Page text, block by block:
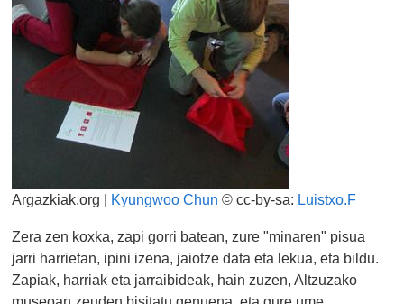
Argazkiak.org | Kyungwoo Chun © cc-by-sa: Luistxo.F
Zera zen koxka, zapi gorri batean, zure "minaren" pisua
jarri harrietan, ipini izena, jaiotze data eta lekua, eta bildu.
Zapiak, harriak eta jarraibideak, hain zuzen, Altzuzako